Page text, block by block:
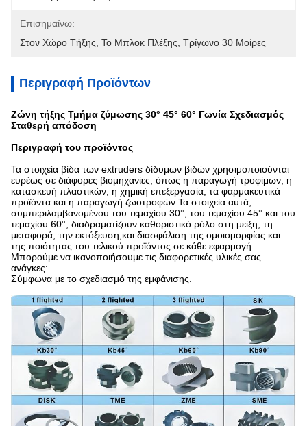
Επισημαίνω:
Στον Χώρο Τήξης Το Μπλοκ Πλέξης Τρίγωνο 30 Μοίρες
Περιγραφή Προϊόντων
Ζώνη τήξης Τμήμα ζύμωσης 30° 45° 60° Γωνία Σχεδιασμός
Σταθερή απόδοση
Περιγραφή του προϊόντος
Τα στοιχεία βίδα των extruders δίδυμων βιδών χρησιμοποιούνται
ευρέως σε διάφορες βιομηχανίες, όπως η παραγωγή τροφίμων, η
κατασκευή πλαστικών, η χημική επεξεργασία, τα φαρμακευτικά
προϊόντα και η παραγωγή ζωοτροφών.Τα στοιχεία αυτά,
συμπεριλαμβανομένου του τεμαχίου 30°, του τεμαχίου 45° και του
τεμαχίου 60°, διαδραματίζουν καθοριστικό ρόλο στη μείξη, τη
μεταφορά, την εκτόξευση,και διασφάλιση της ομοιομορφίας και
της ποιότητας του τελικού προϊόντος σε κάθε εφαρμογή.
Μπορούμε να ικανοποιήσουμε τις διαφορετικές υλικές σας
ανάγκες:
Σύμφωνα με το σχεδιασμό της εμφάνισης.